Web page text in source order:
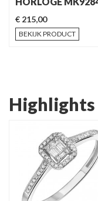
€ 215,00
BEKIJK PRODUCT
Highlights